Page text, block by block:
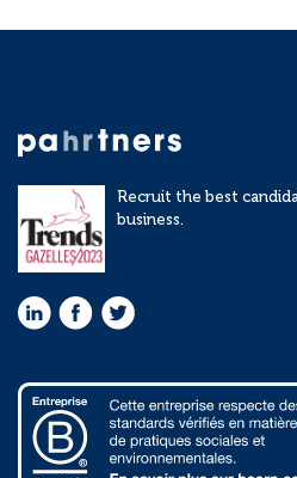
Recruit the best
business.